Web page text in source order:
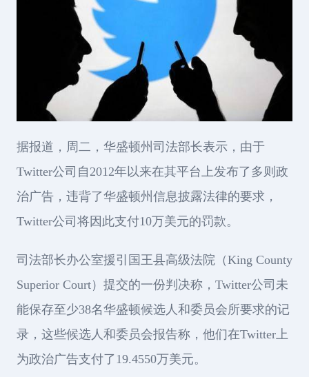
据报道，周二，华盛顿州司法部长表示，由于
Twitter公司自2012年以来在其平台上发布了多则政
治广告，违背了华盛顿州信息披露法律的要求，
Twitter公司将因此支付10万美元的罚款。
司法部长办公室援引国王县高级法院（King County
Superior Court）提交的一份判决称，Twitter公司未
能保存至少38名华盛顿候选人和委员会所要求的记
录，这些候选人和委员会报告称，他们在Twitter上
为政治广告支付了19.4550万美元。